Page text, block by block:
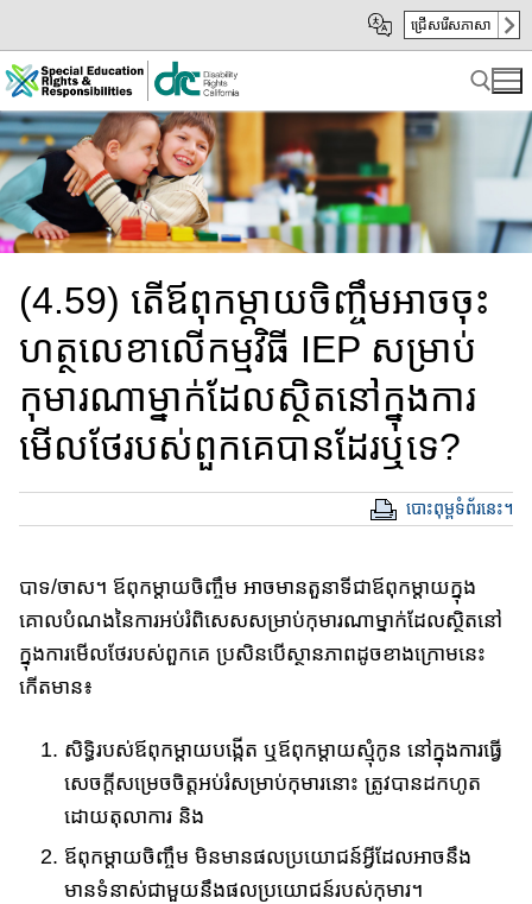
Main
Content
sub
navigation
ជ្រើសរើសភាសា
Search for:
(4.59) តើឪពុកម្តាយចិញ្ចឹម​អាច​ចុះ​
ហត្ថលេខា​លើកម្មវិធី​ IEP សម្រាប់​​
កុមារ​ណា​ម្នាក់ដែលស្ថិត​នៅក្នុងការ
មើលថែ​របស់​ពួក​គេ​បានដែរឬទេ?
បោះពុម្ពទំព័រនេះ។
បាទ/ចាស​។ ឪពុកម្តាយចិញ្ចឹម​ អាច​មានតួនាទី​ជា​ឪពុកម្តាយ​ក្នុង​
គោលបំណង​​នៃ​ការអប់រំពិសេស​​សម្រាប់​កុមារណាម្នាក់​ដែលស្ថិតនៅ
ក្នុងការមើលថែ​របស់​ពួកគេ ប្រសិនបើ​ស្ថានភាព​​ដូចខាងក្រោមនេះ​
កើត​មាន​៖
សិទ្ធិ​របស់​ឪពុកម្តាយបង្កើត ឬ​ឪពុកម្តាយ​ស្មុំកូន នៅ​ក្នុង​ការ​ធ្វើ​
សេច​ក្តី​សម្រេចចិត្ត​អប់រំ​សម្រាប់កុមារ​នោះ​ ត្រូវបាន​ដក​ហូត​
ដោយតុលាការ​ និង
ឪពុកម្តាយចិញ្ចឹម​​ មិនមាន​ផលប្រយោជន៍​អ្វី​ដែល​អាច​នឹង​
មានទំនា​ស់​​ជាមួយនឹង​ផលប្រយោជន៍​របស់កុមារ​។